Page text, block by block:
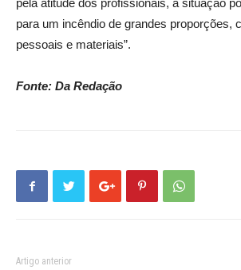
pela atitude dos profissionais, a situação
para um incêndio de grandes proporções,
pessoais e materiais”.
Fonte: Da Redação
Artigo anterior